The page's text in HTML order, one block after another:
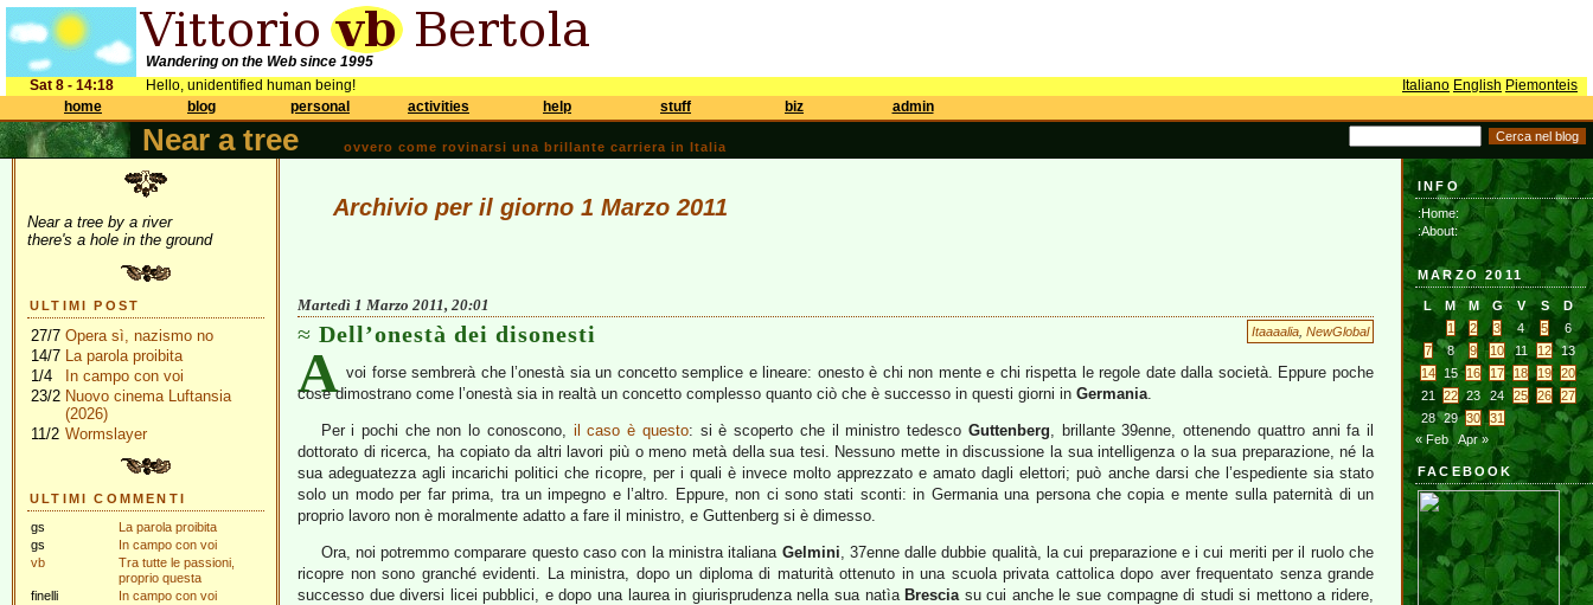
Wandering on the Web since 1995
Sat 8 - 14:18
Hello, unidentified human being! Italiano English Piemonteis
home
blog personal activities help stuff biz admin
Near a tree ovvero come rovinarsi una brillante carriera in Italia
Near a tree by a river
there's a hole in the ground
ULTIMI POST
27/7 Opera sì, nazismo no
14/7 La parola proibita
1/4
In campo con voi
23/2 Nuovo cinema Luftansia
(2026)
11/2 Wormslayer
ULTIMI COMMENTI
gs
La parola proibita
gs
In campo con voi
vb
Tra tutte le passioni,
proprio questa
finelli
In campo con voi
Archivio per il giorno 1 Marzo 2011
Martedì 1 Marzo 2011, 20:01
Itaaaalia NewGlobal
Dell’onestà dei disonesti
A voi forse sembrerà che l’onestà sia un concetto semplice e lineare: onesto è chi non mente e chi rispetta le regole date dalla società. Eppure poche
cose dimostrano come l’onestà sia in realtà un concetto complesso quanto ciò che è successo in questi giorni in Germania.
Per i pochi che non lo conoscono, il caso è questo: si è scoperto che il ministro tedesco Guttenberg, brillante 39enne, ottenendo quattro anni fa il
dottorato di ricerca, ha copiato da altri lavori più o meno metà della sua tesi. Nessuno mette in discussione la sua intelligenza o la sua preparazione, né la
sua adeguatezza agli incarichi politici che ricopre, per i quali è invece molto apprezzato e amato dagli elettori; può anche darsi che l’espediente sia stato
solo un modo per far prima, tra un impegno e l’altro. Eppure, non ci sono stati sconti: in Germania una persona che copia e mente sulla paternità di un
proprio lavoro non è moralmente adatto a fare il ministro, e Guttenberg si è dimesso.
Ora, noi potremmo comparare questo caso con la ministra italiana Gelmini, 37enne dalle dubbie qualità, la cui preparazione e i cui meriti per il ruolo che
ricopre non sono granché evidenti. La ministra, dopo un diploma di maturità ottenuto in una scuola privata cattolica dopo aver frequentato senza grande
successo due diversi licei pubblici, e dopo una laurea in giurisprudenza nella sua natìa Bresciasu cui anche le sue compagne di studi si mettono a ridere,
INFO
:Home:
:About:
MARZO 2011
L M M G V S
D
1
2 3 4 5
6
7
8 9 10 11 12
13
14
15 16 17 18 19
20
21
22 23 24 25 26
27
28 29 30
31
« Feb
Apr »
FACEBOOK